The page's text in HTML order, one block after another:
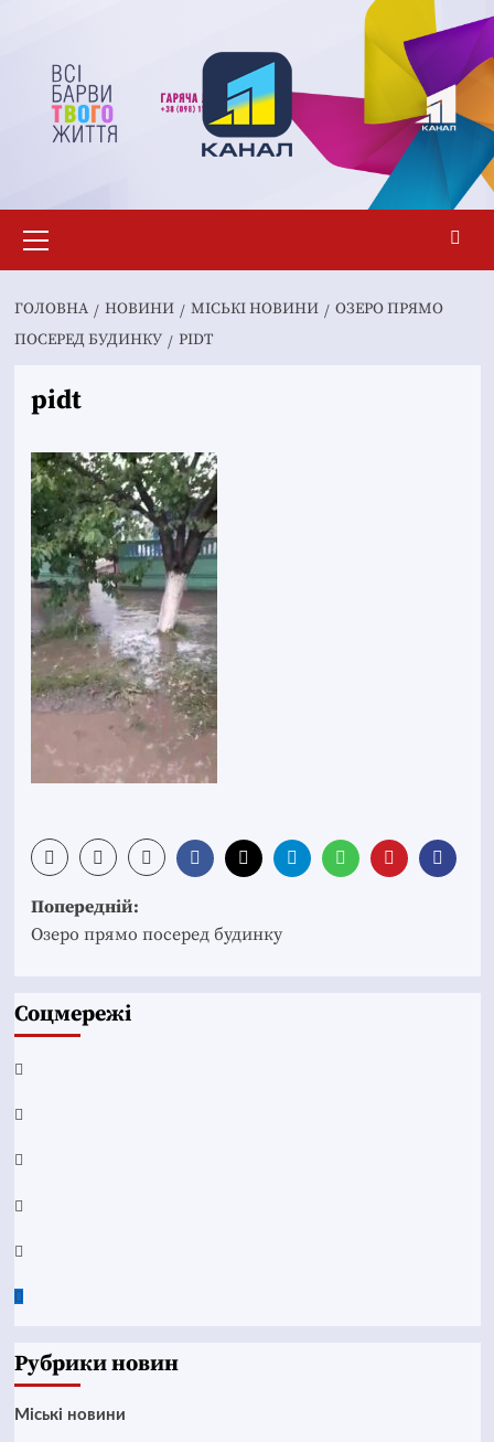
вмісту
меню
ГОЛОВНА НОВИНИ MІСЬКІ НОВИНИ
ОЗЕРО ПРЯМО
ПОСЕРЕД БУДИНКУ
PIDT
pidt
Post
navigation
Попередній:
Озеро прямо посеред будинку
Соцмережі
Facebook
YouTube
Telegram
Instagram
Twitter
Google
Рубрики новин
Mіські новини